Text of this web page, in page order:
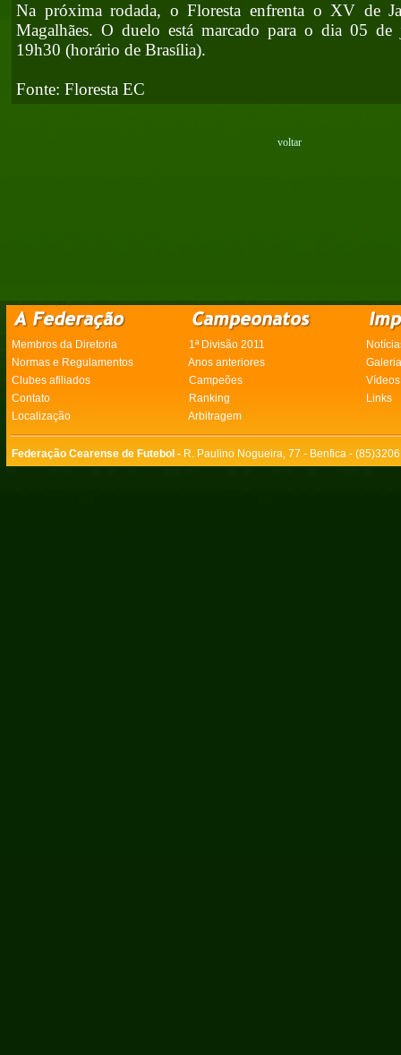
Na próxima rodada, o Floresta enfrenta o XV de
Magalhães. O duelo está marcado para o dia 05 de
19h30 (horário de Brasília).
Fonte: Floresta EC
voltar
Membros da Diretoria 1ª Divisão 2011
Normas e Regulamentos
Anos anteriores
Clubes afiliados
Campeões
Vídeos
Contato
Ranking
Links
Localização
Arbitragem
Federação Cearense de Futebol - R. Paulino Nogueira, 77 - Benfica -